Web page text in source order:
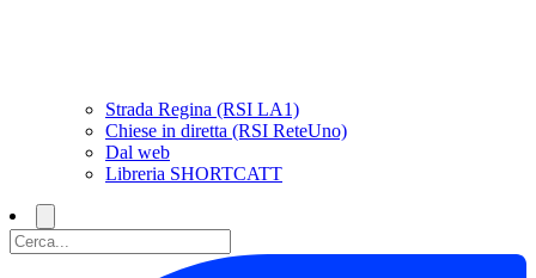
Strada Regina (RSI LA1)
Chiese in diretta (RSI ReteUno)
Dal web
Libreria SHORTCATT